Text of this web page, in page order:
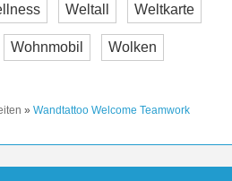
Weltall Weltkarte
Wohnmobil Wolken
» Wandtattoo Welcome Teamwork